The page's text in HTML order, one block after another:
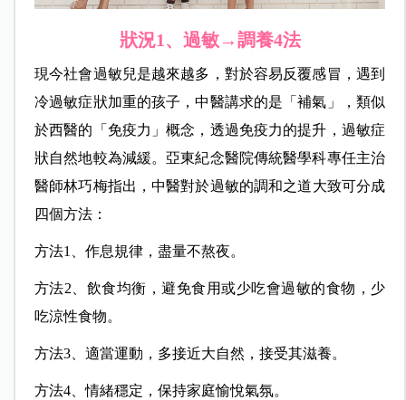
狀況1、過敏→調養4法
現今社會過敏兒是越來越多，對於容易反覆感冒，遇到
冷過敏症狀加重的孩子，中醫講求的是「補氣」，類似
於西醫的「免疫力」概念，透過免疫力的提升，過敏症
狀自然地較為減緩。亞東紀念醫院傳統醫學科專任主治
醫師林巧梅指出，中醫對於過敏的調和之道大致可分成
四個方法：
方法1、作息規律，盡量不熬夜。
方法2、飲食均衡，避免食用或少吃會過敏的食物，少
吃涼性食物。
方法3、適當運動，多接近大自然，接受其滋養。
方法4、情緒穩定，保持家庭愉悅氣氛。